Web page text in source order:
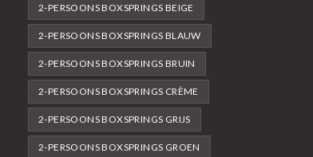
2-PERSOONS BOXSPRINGS BEIGE
2-PERSOONS BOXSPRINGS BLAUW
2-PERSOONS BOXSPRINGS BRUIN
2-PERSOONS BOXSPRINGS CRÈME
2-PERSOONS BOXSPRINGS GRIJS
2-PERSOONS BOXSPRINGS GROEN